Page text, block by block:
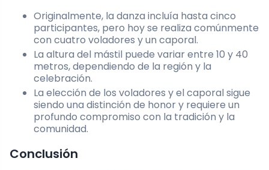
Originalmente, la danza incluía hasta cinco
participantes, pero hoy se realiza comúnmente
con cuatro voladores y un caporal.
La altura del mástil puede variar entre 10 y 40
metros, dependiendo de la región y la
celebración.
La elección de los voladores y el caporal sigue
siendo una distinción de honor y requiere un
profundo compromiso con la tradición y la
comunidad.
Conclusión